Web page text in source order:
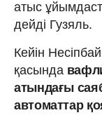
атыс
дейді Гузяль.
Кейін
қасында
атындағы
автоматтар